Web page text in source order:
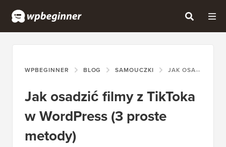
WPBEGINNER BLOG SAMOUCZKI JAK OSADZIĆ FILMY Z TIKTOKA W WORDPRESS (3 PROSTE METODY)
Jak osadzić filmy z TikToka
w WordPress (3 proste
metody)